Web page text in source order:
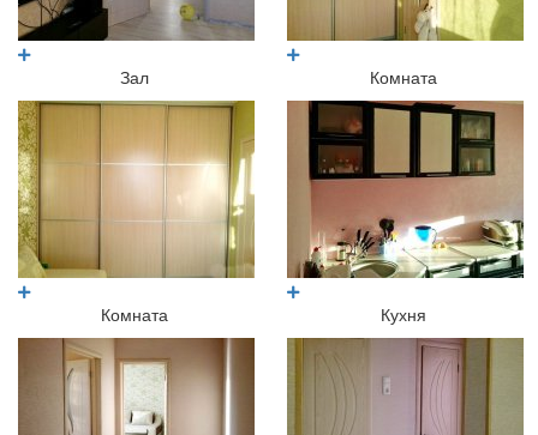
Зал Комната
Комната Кухня